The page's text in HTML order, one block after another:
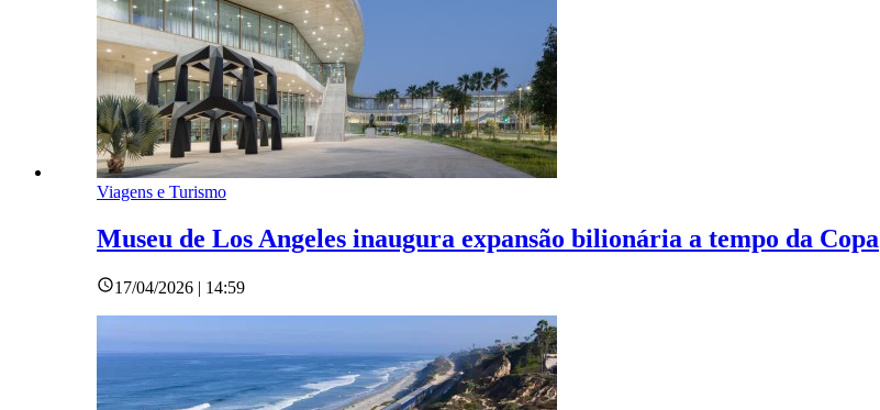
Viagens e Turismo
Museu de Los Angeles inaugura expansão bilionária a tempo da Copa
17/04/2026 | 14:59